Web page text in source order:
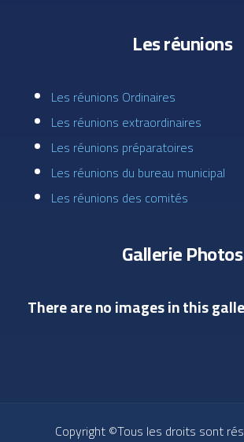
Les réunions
Les réunions Ordinaires
Les réunions extraordinaires
Les réunions préparatoires
Les réunions du bureau municipal
Les réunions des comités
Gallerie Photos
There are no images in this
Copyright ©Tous les droits sont